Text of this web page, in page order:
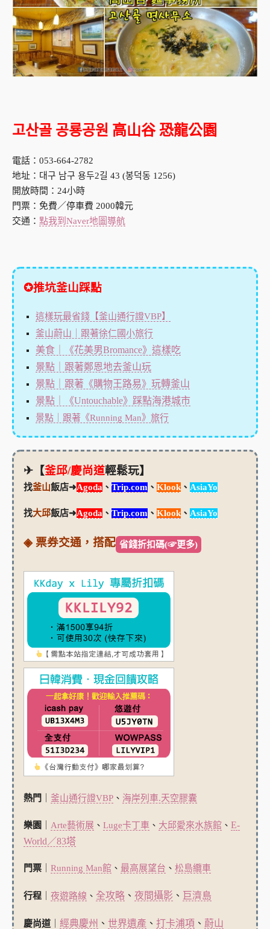
고산골 공룡공원 高山谷 恐龍公園
電話：053-664-2782
地址：대구 남구 용두2길 43 (봉덕동 1256)
開放時間：24小時
門票：免費／停車費 2000韓元
交通： 點我到Naver地圖導航
✪推坑釜山踩點
這樣玩最省錢【釜山通行證VBP】
釜山蔚山｜跟著徐仁國小旅行
美食｜《花美男Bromance》這樣吃
景點｜跟著鄭恩地去釜山玩
景點｜跟著《購物王路易》玩轉釜山
景點｜《Untouchable》踩點海港城市
景點｜跟著《Running Man》旅行
✈【釜邱/慶尚道輕鬆玩】
找釜山飯店➜Agoda 、 Trip.com 、 Klook、 AsiaYo
找大邱飯店➜Agoda、 Trip.com、 Klook、 AsiaYo
◈ 票券交通，搭配 省錢折扣碼(☞更多)
熱門 釜山通行證VBP、 海岸列車.天空膠囊
樂園 Arte藝術展、 Luge卡丁車、 大邱愛來水族館 、 E-
World／83塔
門票｜ Running Man館 、 最高展望台 、 松島纜車
行程｜ 夜遊路線 、 全攻略、 夜間攝影 、 巨濟島
慶尚道｜ 經典慶州 、 世界遺產 、 打卡浦項 、 蔚山